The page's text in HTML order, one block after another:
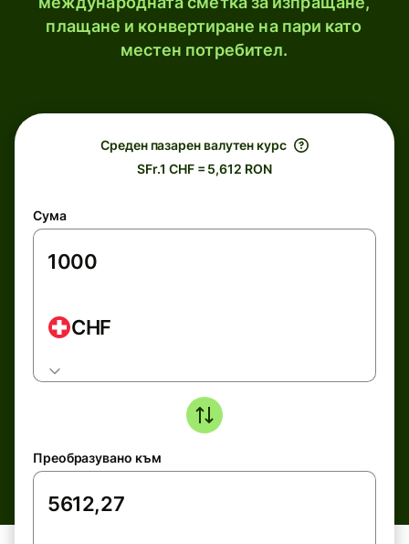
плащане и конвертиране на пари като
местен потребител.
Среден пазарен валутен курс
SFr.1 CHF = 5,612 RON
Сума
CHF
Преобразувано към